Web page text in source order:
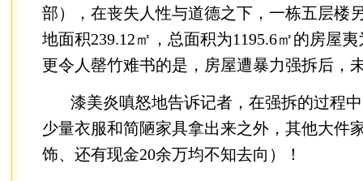
部），在丧失人性与道德之下，一栋五层楼
地面积239.12㎡，总面积为1195.6㎡的房屋
更令人罄竹难书的是，房屋遭暴力强拆后，
漆美炎嗔怒地告诉记者，在强拆的过程中
少量衣服和简陋家具拿出来之外，其他大件
饰、还有现金20余万均不知去向）！